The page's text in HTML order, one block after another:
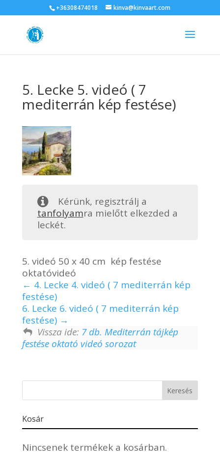
+36308474018 kinva@kinvaart.com
5. Lecke 5. videó ( 7
mediterrán kép festése)
Kérünk, regisztrálj a
tanfolyamra mielőtt elkezded a
leckét.
5. videó 50 x 40 cm kép festése
oktatóvideó
4. Lecke 4. videó ( 7 mediterrán kép
festése)
6. Lecke 6. videó ( 7 mediterrán kép
festése)
Vissza ide: 7 db. Mediterrán tájkép
festése oktató videó sorozat
Kosár
Nincsenek termékek a kosárban.